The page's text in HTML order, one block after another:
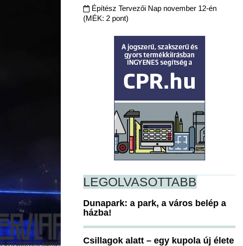
Építész Tervezői Nap november 12-én
(MÉK: 2 pont)
LEGOLVASOTTABB
Dunapark: a park, a város belép a
házba!
Csillagok alatt – egy kupola új élete